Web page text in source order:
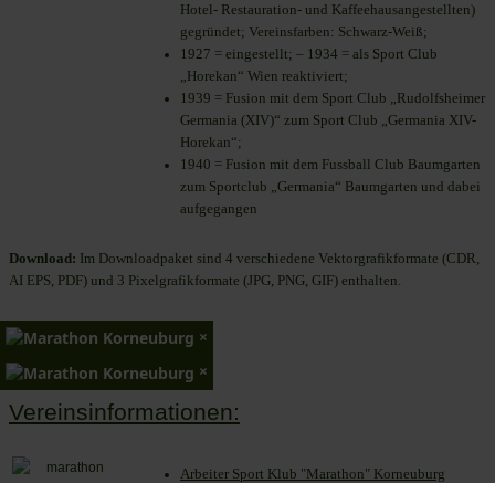
Hotel- Restauration- und Kaffeehausangestellten)
gegründet; Vereinsfarben: Schwarz-Weiß;
1927 = eingestellt; – 1934 = als Sport Club
„Horekan“ Wien reaktiviert;
1939 = Fusion mit dem Sport Club „Rudolfsheimer
Germania (XIV)“ zum Sport Club „Germania XIV-
Horekan“;
1940 = Fusion mit dem Fussball Club Baumgarten
zum Sportclub „Germania“ Baumgarten und dabei
aufgegangen
Download: Im Downloadpaket sind 4 verschiedene Vektorgrafikformate (CDR,
AI EPS, PDF) und 3 Pixelgrafikformate (JPG, PNG, GIF) enthalten.
×
×
Vereinsinformationen:
Arbeiter Sport Klub "Marathon" Korneuburg